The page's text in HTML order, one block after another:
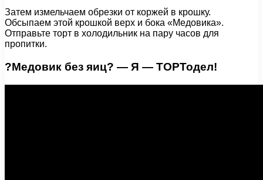
Затем измельчаем обрезки от коржей в крошку.
Обсыпаем этой крошкой верх и бока «Медовика».
Отправьте торт в холодильник на пару часов для
пропитки.
?Медовик без яиц? — Я — ТОРТодел!